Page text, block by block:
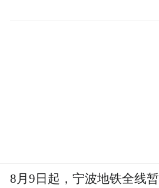
8月9日起，宁波地铁全线暂